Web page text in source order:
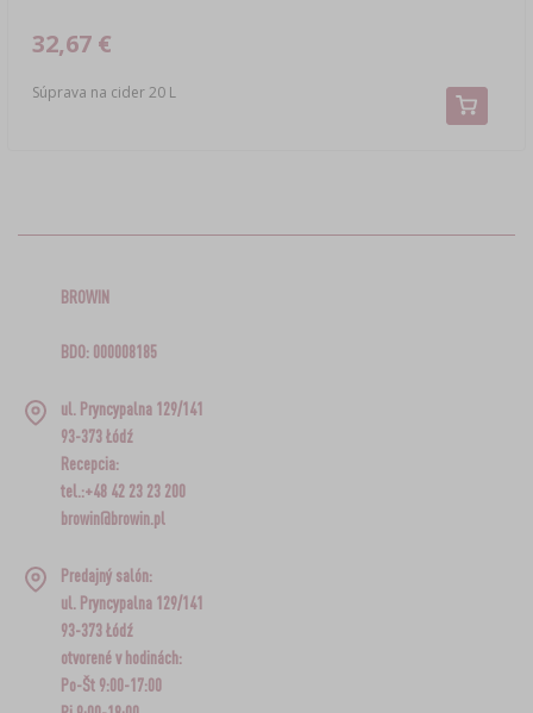
Súprava na cider 20 L
32,67 €
BROWIN
BDO: 000008185
ul. Pryncypalna 129/141
93-373 Łódź
Recepcia:
tel.:+48 42 23 23 200
browin@browin.pl
Predajný salón:
ul. Pryncypalna 129/141
93-373 Łódź
otvorené v hodinách:
Po-Št 9:00-17:00